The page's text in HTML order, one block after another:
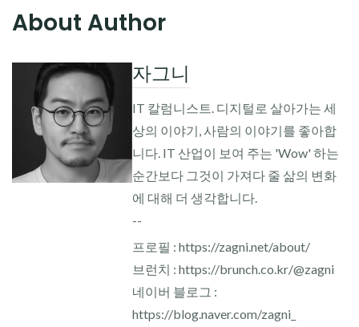
About Author
자그니
IT 칼럼니스트. 디지털로 살아가는 세
상의 이야기, 사람의 이야기를 좋아합
니다. IT 산업이 보여 주는 'Wow' 하는
순간보다 그것이 가져다 줄 삶의 변화
에 대해 더 생각합니다.
--
프로필 : https://zagni.net/about/
브런치 : https://brunch.co.kr/@zagni
네이버 블로그 :
https://blog.naver.com/zagni_